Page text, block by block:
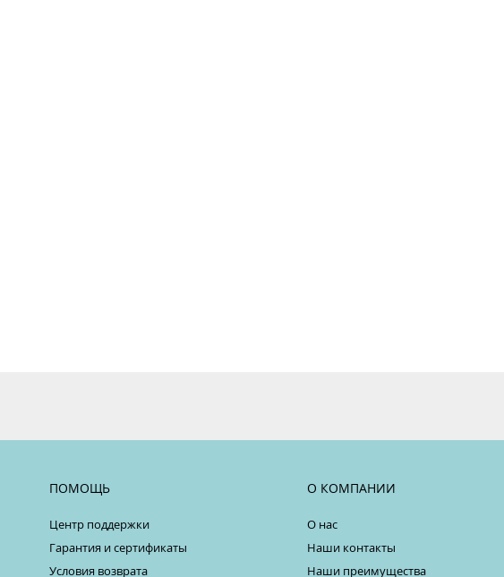
ПОМОЩЬ
Центр поддержки
Гарантия и сертификаты
Условия возврата
О КОМПАНИИ
О нас
Наши контакты
Наши преимущества